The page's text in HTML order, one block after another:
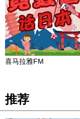
喜马拉雅FM
推荐